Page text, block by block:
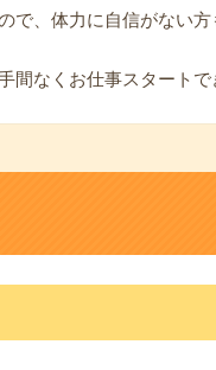
で、体力に自信がない方
なくお仕事スタートで